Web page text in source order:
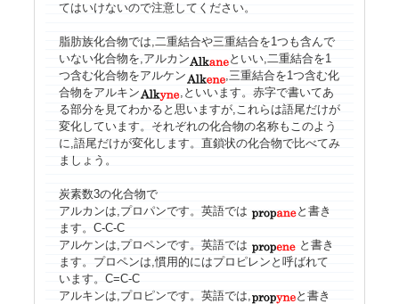
てはいけないので注意してください。
脂肪族化合物では,二重結合や三重結合を1つも含んで
いない化合物を,アルカン
といい,二重結合を1
つ含む化合物をアルケン
,三重結合を1つ含む化
合物をアルキン
,といいます。赤字で書いてあ
る部分を見てわかると思いますが,これらは語尾だけが
変化しています。それぞれの化合物の名称もこのよう
に,語尾だけが変化します。直鎖状の化合物で比べてみ
ましょう。
炭素数3の化合物で
アルカンは,プロパンです。英語では
と書き
ます。C-C-C
アルケンは,プロペンです。英語では
と書き
ます。プロペンは,慣用的にはプロピレンと呼ばれて
います。C=C-C
アルキンは,プロピンです。英語では,
と書き